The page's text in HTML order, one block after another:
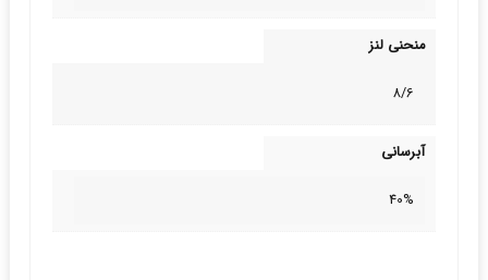
منحنی لنز
8/6
آبرسانی
40%